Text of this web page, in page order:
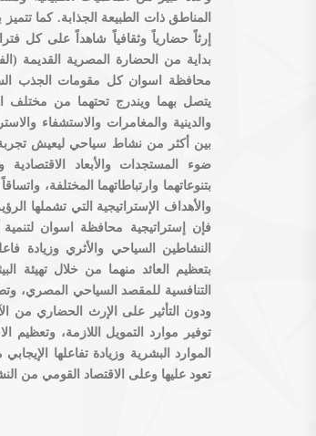
المناطق ذات الطبيعة الجذابة. كما
إرثاً حضارياً وثقافياً شاهداً على كل
بداية من الحضارة المصرية القديمة
محافظة اسوان كل مقومات الجذب
يتصل بهما ويندرج تحتهما من مختلف
والدينية والمغامرات والاستشفاء
بين أكثر من نشاط سياحي ليعيش تجربة
ضوء المستجدات والأبعاد الاقتصادية
والأهداف الإستراتيجية التي تشملها
فإن إستراتيجية محافظة اسوان
النشاطين السياحي والأثري وزيادة
بتعظيم العائد منهما من خلال تهيئة
التنافسية للمقصد السياحي المصري،
ودون التأثير على الإرث الحضاري من
توفير موارد التمويل اللازمة، وتعظيم
الموارد البشرية وزيادة تفاعلها
تعود عليها وعلى الاقتصاد القومي من